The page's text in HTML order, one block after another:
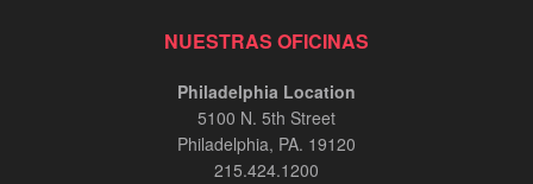
NUESTRAS OFICINAS
Philadelphia Location
5100 N. 5th Street
Philadelphia, PA. 19120
215.424.1200